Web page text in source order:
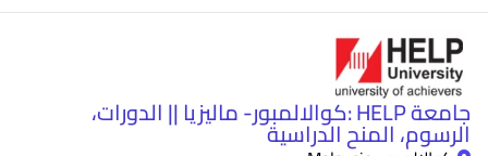
جامعة HELP :كوالالمبور- ماليزيا || الدورات،
الرسوم، المنح الدراسية